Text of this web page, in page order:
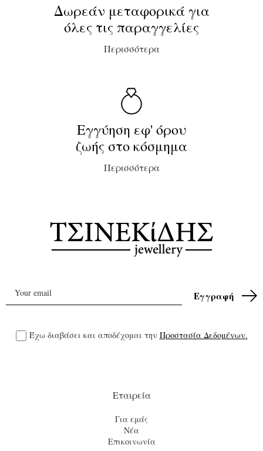
Δωρεάν μεταφορικά για
όλες τις παραγγελίες
Περισσότερα
Εγγύηση εφ' όρου
ζωής στο κόσμημα
Περισσότερα
Έχω διαβάσει και αποδέχομαι την Προστασία Δεδομένων.
Εταιρεία
Για εμάς
Νέα
Επικοινωνία